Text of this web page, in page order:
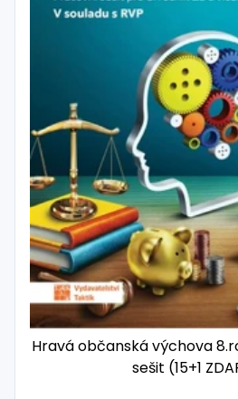
Hravá občanská výchova
sešit (15+1